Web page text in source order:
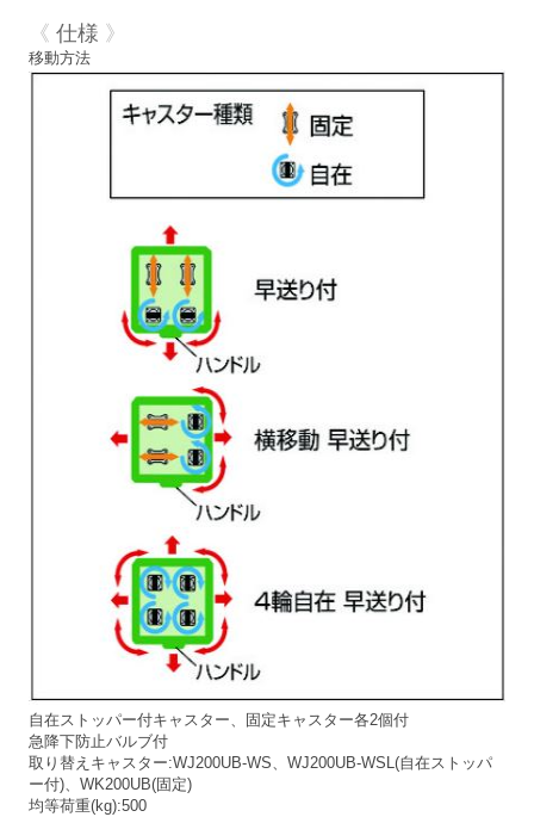
《 仕様 》
移動方法
自在ストッパー付キャスター、固定キャスター各2個付
急降下防止バルブ付
取り替えキャスター:WJ200UB-WS、WJ200UB-WSL(自在ストッパ
ー付)、WK200UB(固定)
均等荷重(kg):500